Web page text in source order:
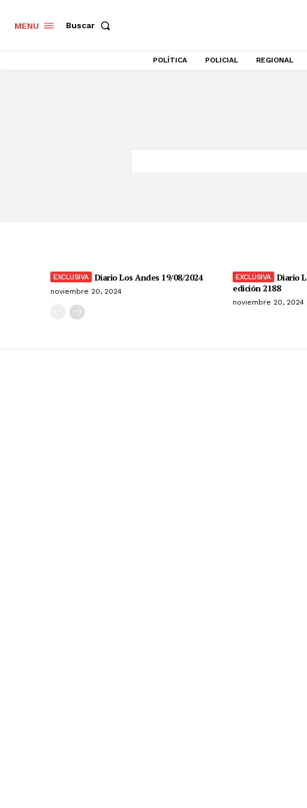
MENU Buscar
POLÍTICA POLICIAL REGIONAL
Diario Los Andes 19/08/2024
noviembre 20, 2024
Diario
edición 2188
noviembre 20, 2024